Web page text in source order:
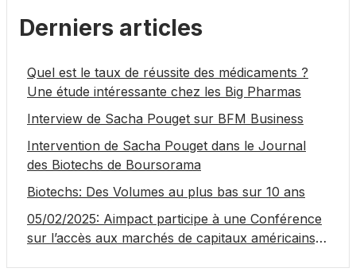
Derniers articles
Quel est le taux de réussite des médicaments ?
Une étude intéressante chez les Big Pharmas
Interview de Sacha Pouget sur BFM Business
Intervention de Sacha Pouget dans le Journal
des Biotechs de Boursorama
Biotechs: Des Volumes au plus bas sur 10 ans
05/02/2025: Aimpact participe à une Conférence
sur l’accès aux marchés de capitaux américains,